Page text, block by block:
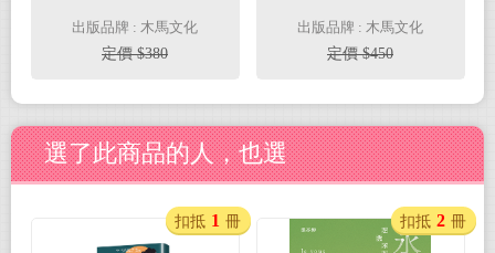
出版品牌 : 木馬文化
定價 $380
出版品牌 : 木馬文化
定價 $450
選了此商品的人，也選
扣抵 1 冊 扣抵 2 冊